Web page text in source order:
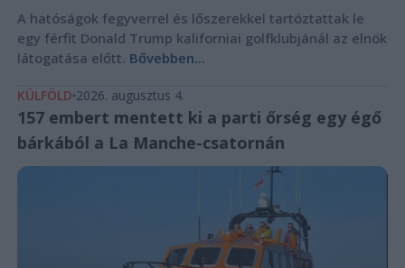
A hatóságok fegyverrel és lőszerekkel tartóztattak le
egy férfit Donald Trump kaliforniai golfklubjánál az elnök
látogatása előtt. Bővebben...
KÜLFÖLD 2026. augusztus 4.
157 embert mentett ki a parti őrség egy égő
bárkából a La Manche-csatornán